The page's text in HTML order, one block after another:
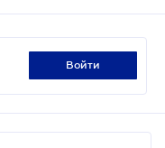
войти